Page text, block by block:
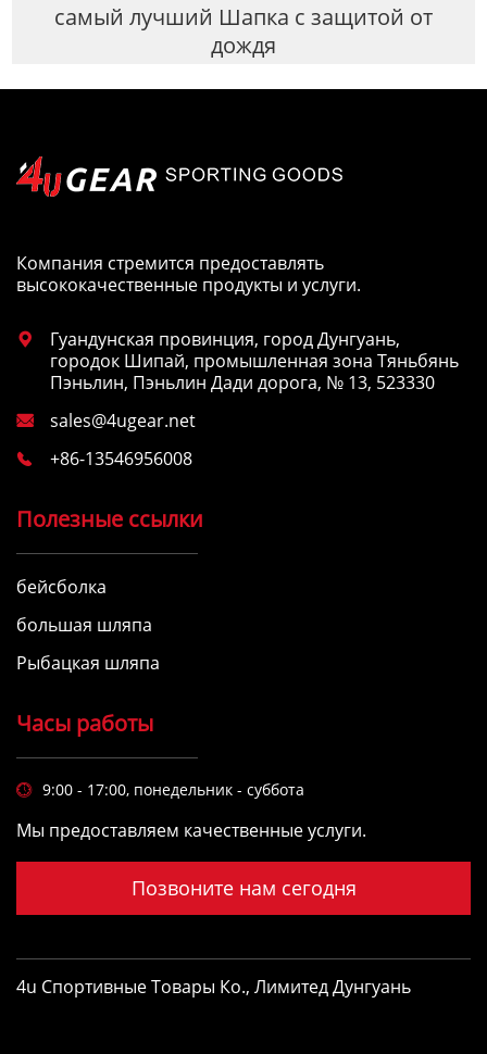
самый лучший Шапка с защитой от
дождя
Компания стремится предоставлять
высококачественные продукты и услуги.

Гуандунская провинция, город Дунгуань,
городок Шипай, промышленная зона Тяньбянь
Пэньлин, Пэньлин Дади дорога, № 13, 523330
 sales@4ugear.net
 +86-13546956008
Полезные ссылки
бейсболка
большая шляпа
Рыбацкая шляпа
Часы работы
 9:00 - 17:00, понедельник - суббота
Мы предоставляем качественные услуги.
Позвоните нам сегодня
4u Спортивные Товары Ко., Лимитед Дунгуань